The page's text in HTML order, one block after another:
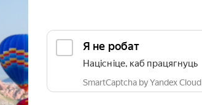
Я не робат
Націсніце, каб працягнуць
SmartCaptcha by Yandex Cloud